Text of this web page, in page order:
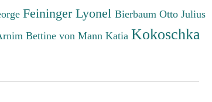
Feininger Lyonel Bierbaum Otto Julius
Bettine von Mann Katia Kokoschka